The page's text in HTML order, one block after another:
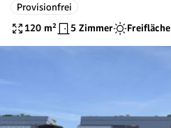
Erstbezug (provisionsfrei)
Provisionfrei
120 m² 5 Zimmer Freifläche